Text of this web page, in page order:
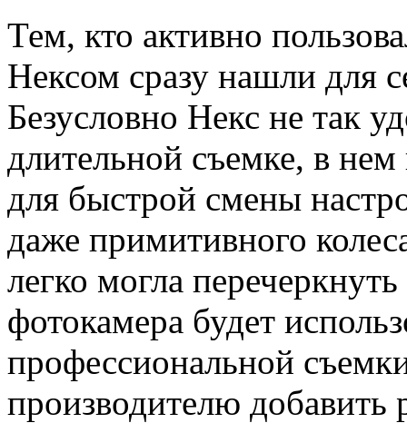
Тем, кто активно
Нексом сразу нашли для
Безусловно Некс не так
длительной съемке, в
для быстрой смены
даже примитивного
легко могла
фотокамера будет
профессиональной
производителю добавить